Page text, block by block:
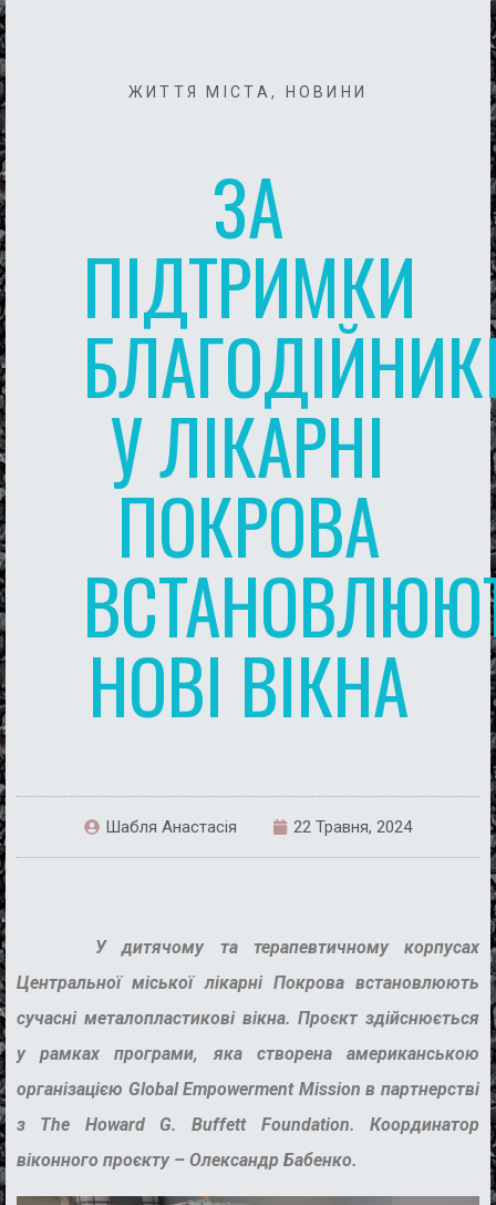
ЖИТТЯ МІСТА , НОВИНИ
ЗА
ПІДТРИМКИ
У ЛІКАРНІ
ПОКРОВА
НОВІ ВІКНА
Шабля Анастасія 22 Травня, 2024
У дитячому та терапевтичному корпусах
Центральної міської лікарні Покрова встановлюють
сучасні металопластикові вікна. Проєкт здійснюється
у рамках програми, яка створена американською
організацією Global Empowerment Mission в партнерстві
з The Howard G. Buffett Foundation. Координатор
віконного проєкту – Олександр Бабенко.